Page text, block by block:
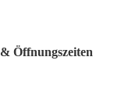
Öffnungszeiten